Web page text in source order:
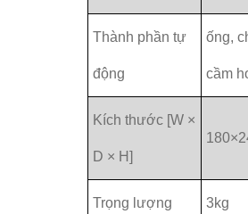
Thành phần tự
động
ống,
cầm
Kích thước [W ×
D × H]
Trọng lượng 3kg